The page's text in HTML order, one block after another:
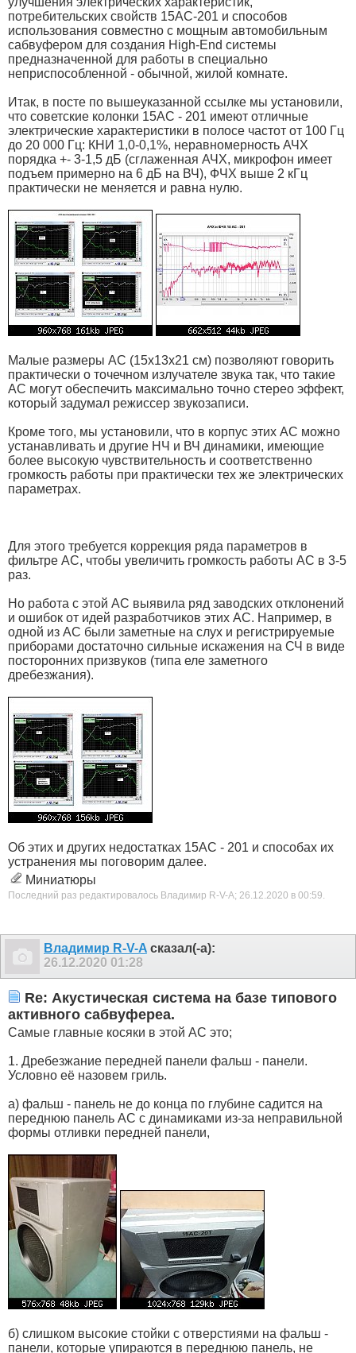
потребительских свойств 15АС-201 и способов
использования совместно с мощным автомобильным
сабвуфером для создания High-End системы
предназначенной для работы в специально
неприспособленной - обычной, жилой комнате.
Итак, в посте по вышеуказанной ссылке мы установили,
что советские колонки 15АС - 201 имеют отличные
электрические характеристики в полосе частот от 100 Гц
до 20 000 Гц: КНИ 1,0-0,1%, неравномерность АЧХ
порядка +- 3-1,5 дБ (сглаженная АЧХ, микрофон имеет
подъем примерно на 6 дБ на ВЧ), ФЧХ выше 2 кГц
практически не меняется и равна нулю.
Малые размеры АС (15х13х21 см) позволяют говорить
практически о точечном излучателе звука так, что такие
АС могут обеспечить максимально точно стерео эффект,
который задумал режиссер звукозаписи.
Кроме того, мы установили, что в корпус этих АС можно
устанавливать и другие НЧ и ВЧ динамики, имеющие
более высокую чувствительность и соответственно
громкость работы при практически тех же электрических
параметрах.
Для этого требуется коррекция ряда параметров в
фильтре АС, чтобы увеличить громкость работы АС в 3-5
раз.
Но работа с этой АС выявила ряд заводских отклонений
и ошибок от идей разработчиков этих АС. Например, в
одной из АС были заметные на слух и регистрируемые
приборами достаточно сильные искажения на СЧ в виде
посторонних призвуков (типа еле заметного
дребезжания).
Об этих и других недостатках 15АС - 201 и способах их
устранения мы поговорим далее.
Миниатюры
Последний раз редактировалось Владимир R-V-A; 26.12.2020 в 00:59
Владимир R-V-A сказал(-а):
26.12.2020 01:28
Re: Акустическая система на базе типового
активного сабвуфереа.
Самые главные косяки в этой АС это;
1. Дребезжание передней панели фальш - панели.
Условно её назовем гриль.
а) фальш - панель не до конца по глубине садится на
переднюю панель АС с динамиками из-за неправильной
формы отливки передней панели,
б) слишком высокие стойки с отверстиями на фальш -
панели, которые упираются в переднюю панель, не